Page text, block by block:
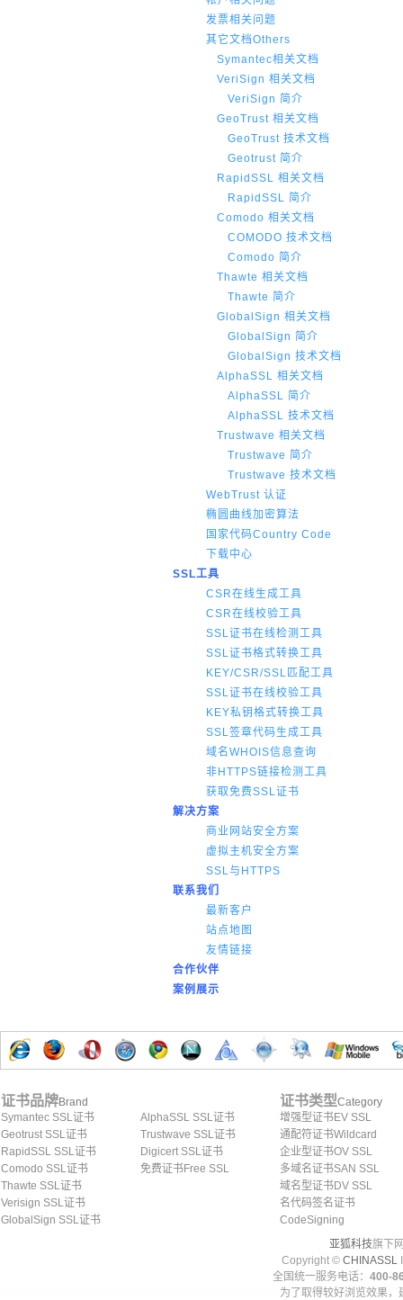
发票相关问题
其它文档Others
Symantec相关文档
VeriSign 相关文档
VeriSign 简介
GeoTrust 相关文档
GeoTrust 技术文档
Geotrust 简介
RapidSSL 相关文档
RapidSSL 简介
Comodo 相关文档
COMODO 技术文档
Comodo 简介
Thawte 相关文档
Thawte 简介
GlobalSign 相关文档
GlobalSign 简介
GlobalSign 技术文档
AlphaSSL 相关文档
AlphaSSL 简介
AlphaSSL 技术文档
Trustwave 相关文档
Trustwave 简介
Trustwave 技术文档
WebTrust 认证
椭圆曲线加密算法
国家代码Country Code
下载中心
SSL工具
CSR在线生成工具
CSR在线校验工具
SSL证书在线检测工具
SSL证书格式转换工具
KEY/CSR/SSL匹配工具
SSL证书在线校验工具
KEY私钥格式转换工具
SSL签章代码生成工具
域名WHOIS信息查询
非HTTPS链接检测工具
获取免费SSL证书
解决方案
商业网站安全方案
虚拟主机安全方案
SSL与HTTPS
联系我们
最新客户
站点地图
友情链接
合作伙伴
案例展示
证书品牌Brand
Symantec SSL证书
Geotrust SSL证书
RapidSSL SSL证书
Comodo SSL证书
Thawte SSL证书
Verisign SSL证书
GlobalSign SSL证书
AlphaSSL SSL证书
Trustwave SSL证书
Digicert SSL证书
免费证书Free SSL
证书类型Category
增强型证书EV SSL
通配符证书Wildcard
企业型证书OV SSL
多域名证书SAN SSL
域名型证书DV SSL
名代码签名证书
CodeSigning
亚狐科技旗下
Copyright © CHINASSL
全国统一服务电话： 400-
为了取得较好浏览效果